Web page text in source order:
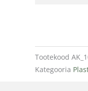
Tootekood
Kategooria